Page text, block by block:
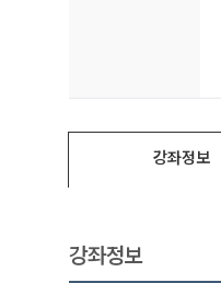
강좌정보
강좌정보